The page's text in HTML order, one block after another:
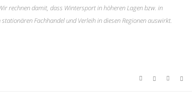
rechnen damit, dass Wintersport in höheren Lagen bzw. in
Fachhandel und Verleih in diesen Regionen auswirkt.